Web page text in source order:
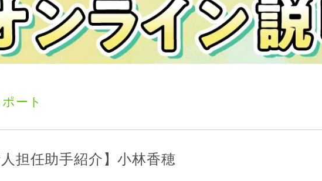
ポート
人担任助手紹介】小林香穂